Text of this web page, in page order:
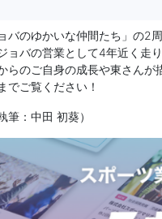
バのゆかいな仲間たち」の
ョバの営業として4年近く走
らのご自身の成長や東さん
でご覧ください！
筆：中田 初葵）